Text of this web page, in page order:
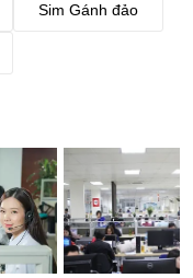
Sim Gánh đảo